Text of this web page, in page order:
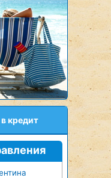
кредит